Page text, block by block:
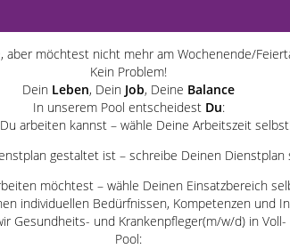
aber möchtest nicht mehr am Wochenende/
Kein Problem!
Dein Leben, Dein Job, Deine Balance
In unserem Pool entscheidest Du:
arbeiten kannst – wähle Deine Arbeitszeit selbst!
gestaltet ist – schreibe Deinen Dienstplan
möchtest – wähle Deinen Einsatzbereich
individuellen Bedürfnissen, Kompetenzen und
Gesundheits- und Krankenpfleger(m/w/d) in
Pool: